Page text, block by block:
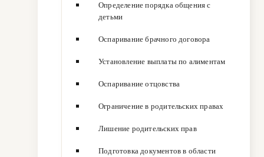
Определение порядка общения с
детьми
Оспаривание брачного договора
Установление выплаты по алиментам
Оспаривание отцовства
Ограничение в родительских правах
Лишение родительских прав
Подготовка документов в области